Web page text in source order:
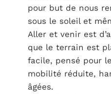
pour but de nous
sous le soleil et
Aller et venir est
que le terrain est
facile, pensé pour
mobilité réduite,
âgées.